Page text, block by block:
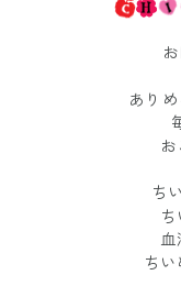
あり
ち
血
ちい